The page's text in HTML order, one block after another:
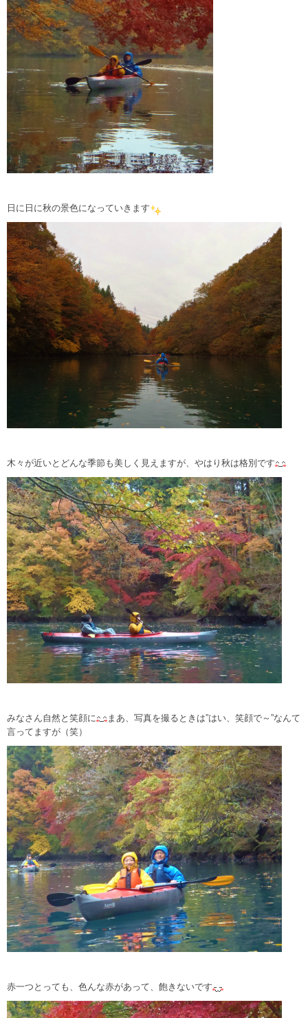
日に日に秋の景色になっていきます
木々が近いとどんな季節も美しく見えますが、やはり秋は格別です
みなさん自然と笑顔に
まあ、写真を撮るときは”はい、笑顔で～”なんて
言ってますが（笑）
赤一つとっても、色んな赤があって、飽きないです